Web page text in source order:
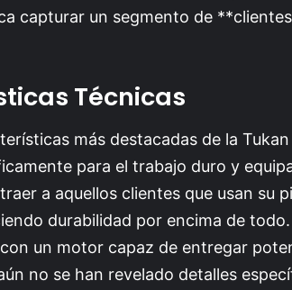
capturar un segmento de
Técnicas
más destacadas de la
para el trabajo duro y
a aquellos clientes que usan su
durabilidad por encima de
un motor capaz de entregar
no se han revelado detalles